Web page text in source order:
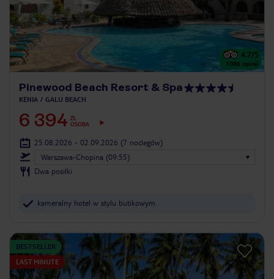
4.7/5
1086 opinii
Pinewood Beach Resort & Spa
KENIA GALU BEACH
6 394 ZŁ
OSOBA
25.08.2026 - 02.09.2026 (7 noclegów)
Warszawa-Chopina (09:55)
Dwa posiłki
kameralny hotel w stylu butikowym
BESTSELLER
LAST MINUTE